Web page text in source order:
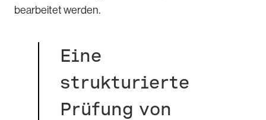
bearbeitet werden.
Eine
strukturierte
Prüfung von